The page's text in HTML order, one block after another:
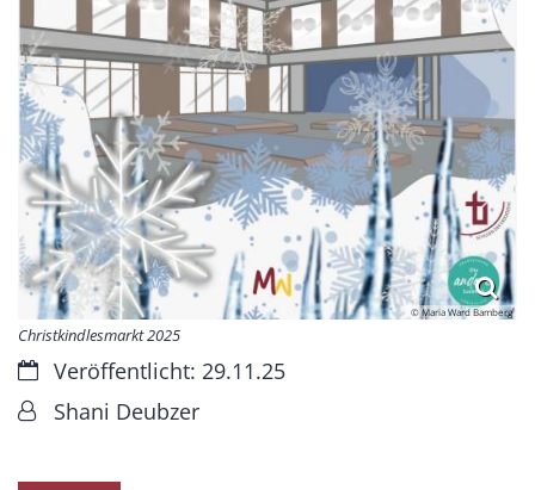
© Maria Ward Bamberg
Christkindlesmarkt 2025
Datum:Veröffentlicht: 29.11.25
Von:Shani Deubzer